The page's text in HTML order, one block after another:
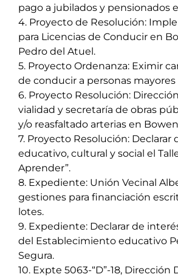
pago a jubilados y pensionados
4. Proyecto de Resolución:
para Licencias de Conducir en
Pedro del Atuel.
5. Proyecto Ordenanza: Eximir
de conducir a personas mayores
6. Proyecto Resolución:
vialidad y secretaría de obras
y/o reasfaltado arterias en
7. Proyecto Resolución: Declarar
educativo, cultural y social el
Aprender”.
8. Expediente: Unión Vecinal
gestiones para financiación
lotes.
9. Expediente: Declarar de
del Establecimiento educativo
Segura.
10. Expte 5063-“D”-18, Dirección